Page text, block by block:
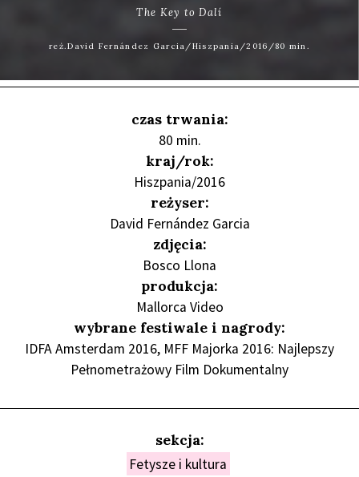
The Key to Dalí
reż.David Fernández Garcia/Hiszpania/2016/80 min.
czas trwania:
80 min.
kraj/rok:
Hiszpania/2016
reżyser:
David Fernández Garcia
zdjęcia:
Bosco Llona
produkcja:
Mallorca Video
wybrane festiwale i nagrody:
IDFA Amsterdam 2016, MFF Majorka 2016: Najlepszy
Pełnometrażowy Film Dokumentalny
sekcja:
Fetysze i kultura